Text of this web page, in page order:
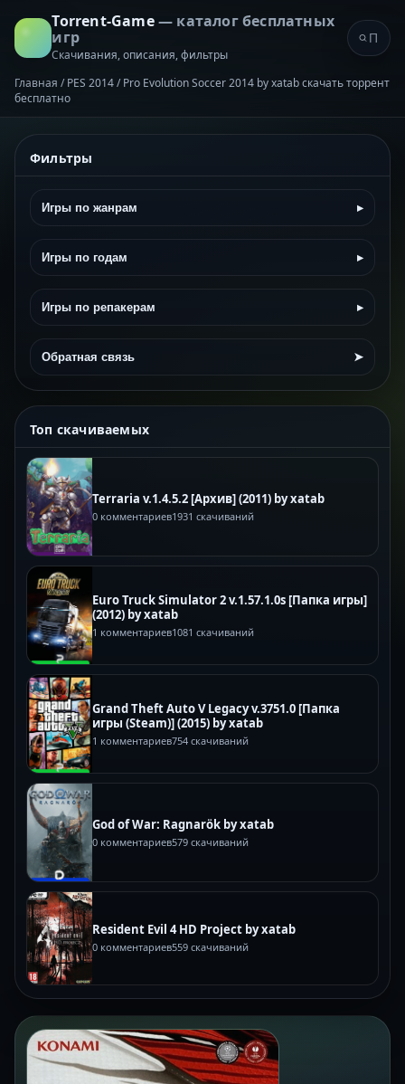
Torrent-Game— каталог бесплатных
игр
Скачивания, описания, фильтры
Главная / PES 2014 / Pro Evolution Soccer 2014 by xatab скачать торрент
бесплатно
Фильтры
Игры по жанрам ▸
Игры по годам ▸
Игры по репакерам ▸
Обратная связь ➤
Топ скачиваемых
Terraria v.1.4.5.2 [Архив] (2011) by xatab
0 комментариев1931 скачиваний
Euro Truck Simulator 2 v.1.57.1.0s [Папка игры]
(2012) by xatab
1 комментариев1081 скачиваний
Grand Theft Auto V Legacy v.3751.0 [Папка
игры (Steam)] (2015) by xatab
1 комментариев754 скачиваний
God of War: Ragnarök by xatab
0 комментариев579 скачиваний
Resident Evil 4 HD Project by xatab
0 комментариев559 скачиваний